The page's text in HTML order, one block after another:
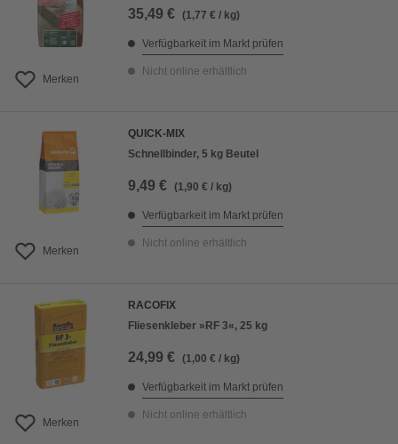
Merken
35,49 € (1,77 € / kg)
Verfügbarkeit im Markt prüfen
Nicht online erhältlich
Merken
QUICK-MIX
Schnellbinder, 5 kg Beutel
9,49 € (1,90 € / kg)
Verfügbarkeit im Markt prüfen
Nicht online erhältlich
Merken
RACOFIX
Fliesenkleber »RF 3«, 25 kg
24,99 € (1,00 € / kg)
Verfügbarkeit im Markt prüfen
Nicht online erhältlich